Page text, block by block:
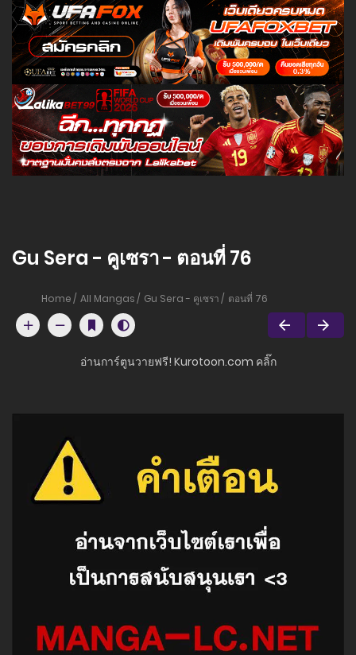
Gu Sera - คูเซรา - ตอนที่ 76
Home All Mangas Gu Sera - คูเซรา ตอนที่ 76
อ่านการ์ตูนวายฟรี! Kurotoon.com คลิ๊ก